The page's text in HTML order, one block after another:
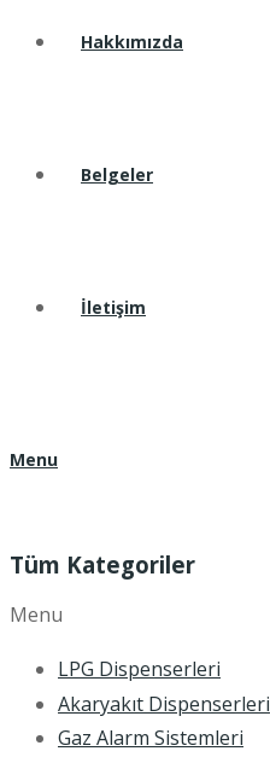
Hakkımızda
Belgeler
İletişim
Menu
Tüm Kategoriler
Menu
LPG Dispenserleri
Akaryakıt Dispenserleri
Gaz Alarm Sistemleri